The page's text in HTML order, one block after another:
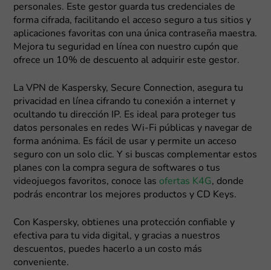
personales. Este gestor guarda tus credenciales de
forma cifrada, facilitando el acceso seguro a tus sitios y
aplicaciones favoritas con una única contraseña maestra.
Mejora tu seguridad en línea con nuestro cupón que
ofrece un 10% de descuento al adquirir este gestor.
La VPN de Kaspersky, Secure Connection, asegura tu
privacidad en línea cifrando tu conexión a internet y
ocultando tu dirección IP. Es ideal para proteger tus
datos personales en redes Wi-Fi públicas y navegar de
forma anónima. Es fácil de usar y permite un acceso
seguro con un solo clic. Y si buscas complementar estos
planes con la compra segura de softwares o tus
videojuegos favoritos, conoce las ofertas K4G, donde
podrás encontrar los mejores productos y CD Keys.
Con Kaspersky, obtienes una protección confiable y
efectiva para tu vida digital, y gracias a nuestros
descuentos, puedes hacerlo a un costo más
conveniente.